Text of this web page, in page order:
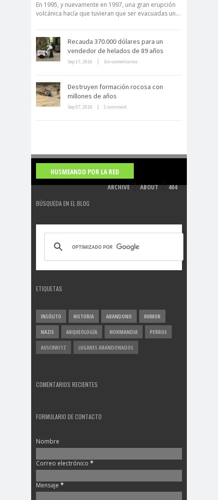
La derrota británica en Cartagena
En 1995, y nuevamente en 1997, una gran erupción
volcánica hacía que tuvieran que ser evacuadas un...
Recauda 370.000 dólares para un
vendedor de helados de 89 años
Sep 17, 2016 Sin comentarios
Destruyen formación rocosa con
millones de años
Sep 07, 2016 1 comment
HUSMEANDO POR LA RED
ARCHIVE ABOUT 404
BÚSQUEDA EN EL BLOG
ETIQUETAS
INSÓLITO HISTORIA ABANDONO HUMOR
NAZIS ARQUEOLOGÍA NORMANDIA PERROS
AUSCHWITZ LUGARES ABANDONADOS
COMENTARIOS RECIENTES
FORMULARIO DE CONTACTO
Nombre
Correo electrónico *
Mensaje *